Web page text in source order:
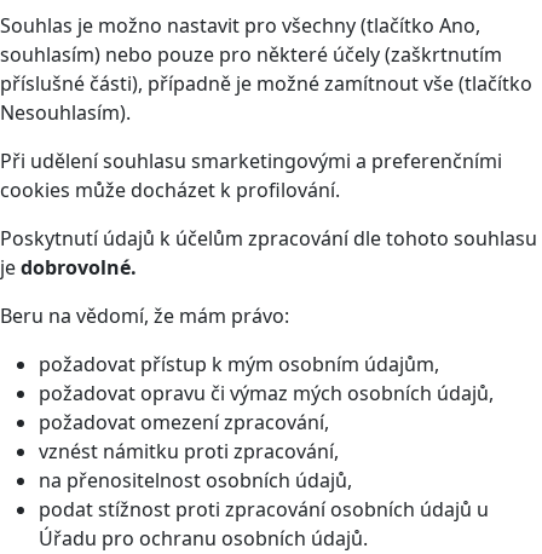
Souhlas je možno nastavit pro všechny (tlačítko Ano,
souhlasím) nebo pouze pro některé účely (zaškrtnutím
příslušné části), případně je možné zamítnout vše (tlačítko
Nesouhlasím).
Při udělení souhlasu smarketingovými a preferenčními
cookies může docházet k profilování.
Poskytnutí údajů k účelům zpracování dle tohoto souhlasu
jedobrovolné.
Beru na vědomí, že mám právo:
požadovat přístup k mým osobním údajům,
požadovat opravu či výmaz mých osobních údajů,
požadovat omezení zpracování,
vznést námitku proti zpracování,
na přenositelnost osobních údajů,
podat stížnost proti zpracování osobních údajů u
Úřadu pro ochranu osobních údajů.